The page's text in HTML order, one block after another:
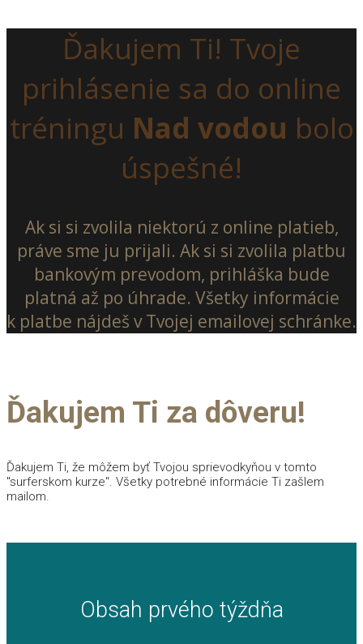
Ďakujem Ti! Tvoje
prihlásenie sa do online
tréningu Nad vodou bolo
úspešné!
Ak si si zvolila niektorú z online platieb,
práve sme ju prijali. Ak si si zvolila platbu
bankovým prevodom, prihláška bude
platná až po úhrade. Všetky informácie
k platbe nájdeš v Tvojej emailovej schránke.
Ďakujem Ti za dôveru!
Ďakujem Ti, že môžem byť Tvojou sprievodkyňou v tomto
"surferskom kurze". Všetky potrebné informácie Ti zašlem
mailom.
Obsah prvého týždňa